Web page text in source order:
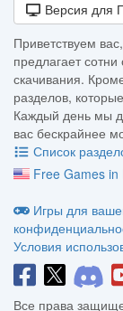
Версия для
Приветствуем
предлагает
скачивания.
разделов,
Каждый день мы
вас бескрайнее
Список
Free Games in
Игры для
Условия
Все права